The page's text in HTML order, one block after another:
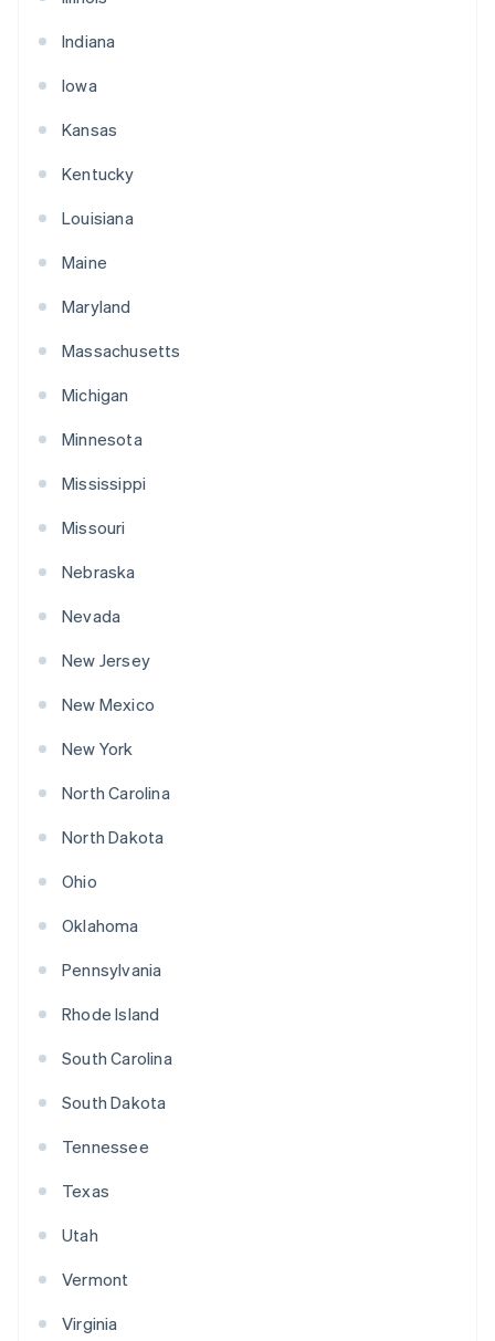
Indiana
Iowa
Kansas
Kentucky
Louisiana
Maine
Maryland
Massachusetts
Michigan
Minnesota
Mississippi
Missouri
Nebraska
Nevada
New Jersey
New Mexico
New York
North Carolina
North Dakota
Ohio
Oklahoma
Pennsylvania
Rhode Island
South Carolina
South Dakota
Tennessee
Texas
Utah
Vermont
Virginia